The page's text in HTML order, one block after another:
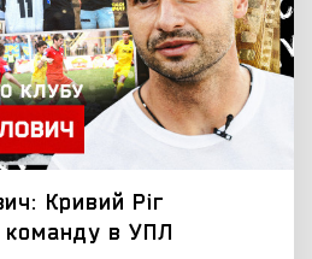
Кривий Ріг
команду в УПЛ